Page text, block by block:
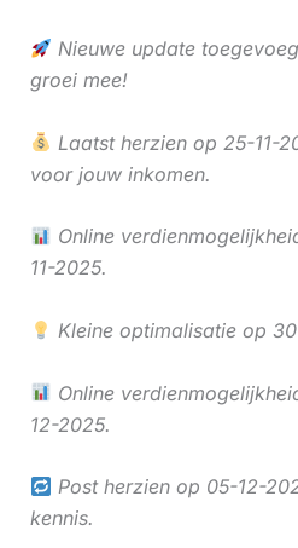
Nieuwe update
groei mee!
Laatst herzien op 25-11-
voor jouw inkomen.
Online
11-2025.
Kleine optimalisatie op
Online
12-2025.
Post herzien op 05-12-
kennis.